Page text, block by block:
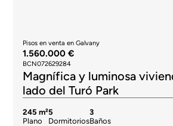
Pisos en venta en Galvany
1.560.000 €
BCN072629284
Magnífica y luminosa
lado del Turó Park
245 m²
Plano
5
Dormitorios
3
Baños